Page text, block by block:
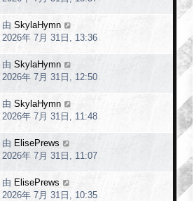
由 SkylaHymn
2026年 7月 31日, 13:36
由 SkylaHymn
2026年 7月 31日, 12:50
由 SkylaHymn
2026年 7月 31日, 11:48
由 ElisePrews
2026年 7月 31日, 11:07
由 ElisePrews
2026年 7月 31日, 10:35